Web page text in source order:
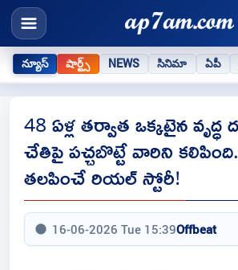
న్యూస్ షార్ట్స్ NEWS సినిమా ఏపీ
48 ఏళ్ల తర్వాత ఒక్కటైన వృద్ధ
చేతిపై పచ్చబొట్టే వారిని
తలపించే రియల్ స్టోరీ!
16-06-2026 Tue 15:39Offbeat